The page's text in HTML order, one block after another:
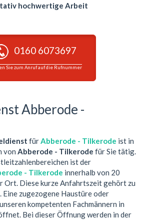
hochwertige Arbeit
0160 6073697
Sie zum Anruf auf die Rufnummer
Abberode -
fürAbberode - Tilkerode ist in
von Abberode - Tilkerode für Sie tätig.
ist der
- Tilkerode innerhalb von 20
Ort. Diese kurze Anfahrtszeit gehört zu
Eine zugezogene Haustüre oder
kompetenten Fachmännern in
Bei dieser Öffnung werden in der